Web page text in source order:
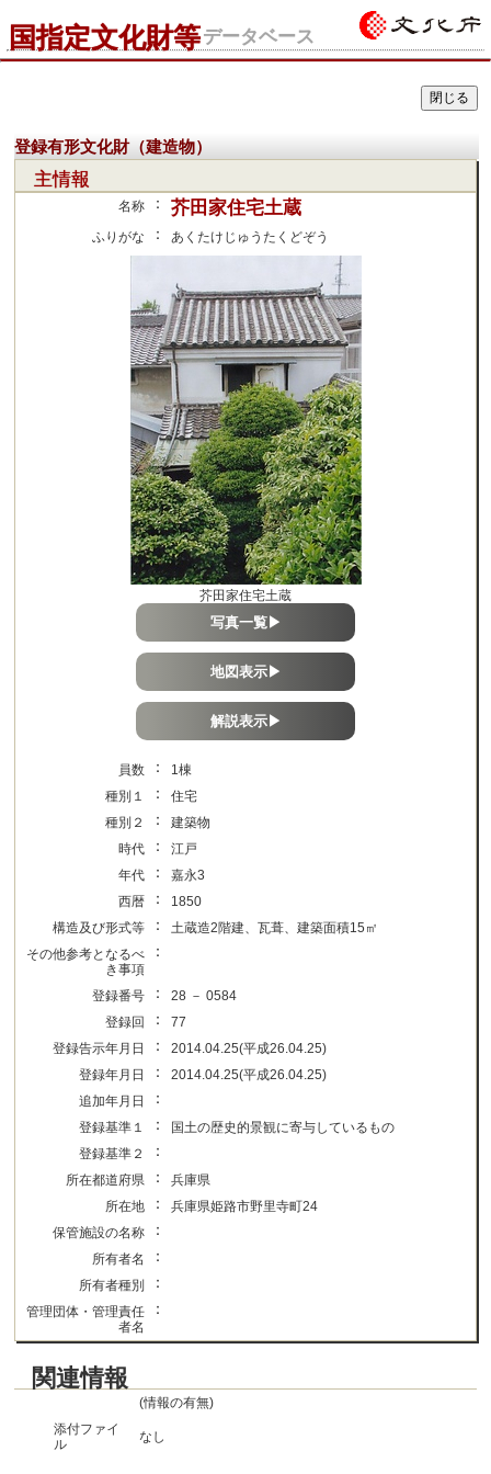
国指定文化財等データベース
登録有形文化財（建造物）
主情報
名称 ： 芥田家住宅土蔵
ふりがな ： あくたけじゅうたくどぞう
芥田家住宅土蔵
写真一覧▶
地図表示▶
解説表示▶
員数 ：
1棟
種別１
：
住宅
種別２
：
建築物
時代
：
江戸
年代
：
嘉永3
西暦
：
1850
構造及び形式等
：
土蔵造2階建、瓦葺、建築面積15㎡
その他参考となるべ
き事項
：
登録番号 ：
28 － 0584
登録回
：
77
登録告示年月日
：
2014.04.25(平成26.04.25)
登録年月日
：
2014.04.25(平成26.04.25)
追加年月日
：
登録基準１ ：
国土の歴史的景観に寄与しているもの
登録基準２
：
所在都道府県 ：
兵庫県
所在地
：
兵庫県姫路市野里寺町24
保管施設の名称
：
所有者名 ：
所有者種別 ：
管理団体・管理責任
者名
：
関連情報
(情報の有無)
添付ファイ
ル
なし